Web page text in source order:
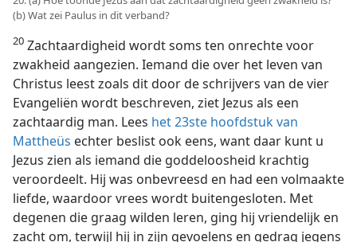
(b) Wat zei Paulus in dit verband?
20 Zachtaardigheid wordt soms ten onrechte voor
zwakheid aangezien. Iemand die over het leven van
Christus leest zoals dit door de schrijvers van de vier
Evangeliën wordt beschreven, ziet Jezus als een
zachtaardig man. Lees het 23ste hoofdstuk van
Mattheüs echter beslist ook eens, want daar kunt u
Jezus zien als iemand die goddeloosheid krachtig
veroordeelt. Hij was onbevreesd en had een volmaakte
liefde, waardoor vrees wordt buitengesloten. Met
degenen die graag wilden leren, ging hij vriendelijk en
zacht om, terwijl hij in zijn gevoelens en gedrag jegens